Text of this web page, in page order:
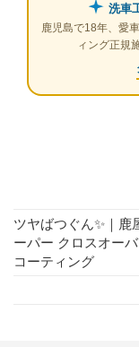
洗車
鹿児島で18年、愛
ィング正規
ツヤばつぐん✨｜鹿
ーパー クロスオー
コーティング